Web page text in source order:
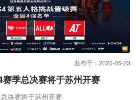
发布于 : 2023-05-23
赛季总决赛将于苏州开赛
决赛将于苏州开赛